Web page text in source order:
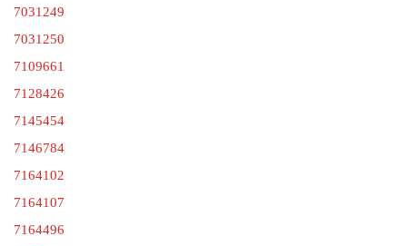
7031249
7031250
7109661
7128426
7145454
7146784
7164102
7164107
7164496